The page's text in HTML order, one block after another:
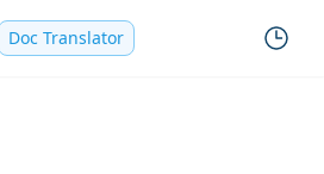
Doc Translator